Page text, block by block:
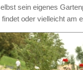
sein eigenes
oder vielleicht am